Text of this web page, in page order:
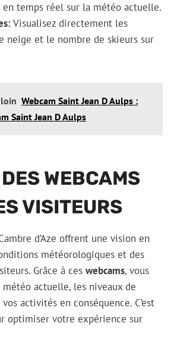
temps réel sur la météo actuelle.
Visualisez directement les
neige et le nombre de skieurs sur
Webcam Saint Jean D Aulps :
Saint Jean D Aulps
WEBCAMS
VISITEURS
d’Aze offrent une vision en
météorologiques et des
Grâce à ces webcams, vous
actuelle, les niveaux de
activités en conséquence. C’est
optimiser votre expérience sur